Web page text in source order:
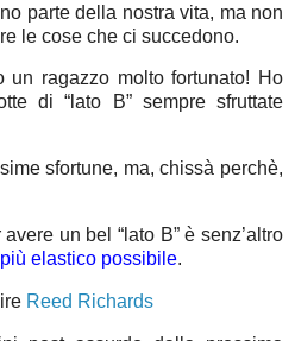
parte della nostra vita, ma non
le cose che ci succedono.
un ragazzo molto fortunato! Ho
di “lato B” sempre sfruttate
sfortune, ma, chissà perchè,
un bel “lato B” è senz’altro
elastico possibile.
Reed Richards